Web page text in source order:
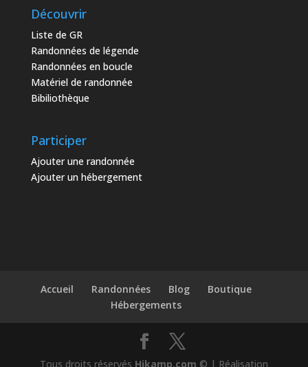
Découvrir
Liste de GR
Randonnées de légende
Randonnées en boucle
Matériel de randonnée
Bibiliothèque
Participer
Ajouter une randonnée
Ajouter un hébergement
Accueil Randonnées Blog
Boutique
Hébergements
Tous droits réservés Hikamp.com © | Réalisation